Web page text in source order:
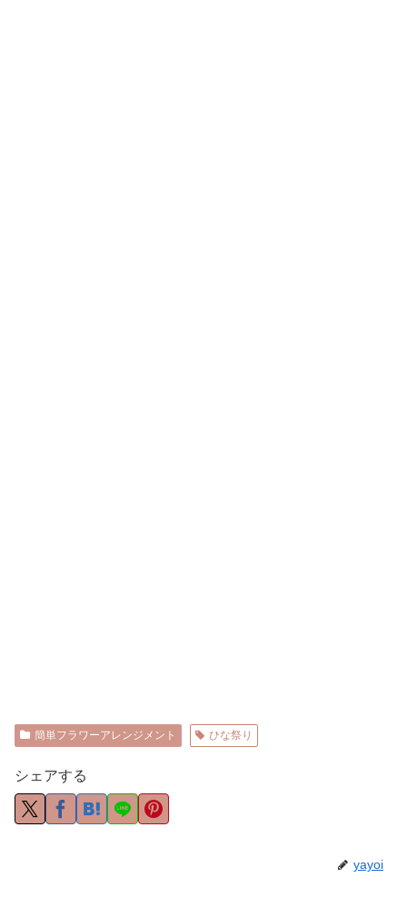
簡単フラワーアレンジメント ひな祭り
シェアする
yayoi